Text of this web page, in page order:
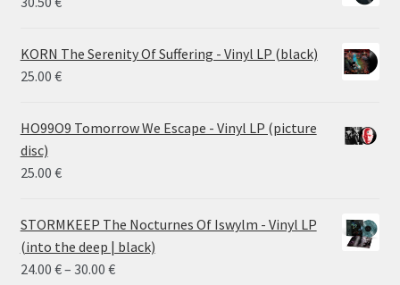
KORN The Serenity Of Suffering - Vinyl LP (black)
25.00 €
HO99O9 Tomorrow We Escape - Vinyl LP (picture
disc)
25.00 €
STORMKEEP The Nocturnes Of Iswylm - Vinyl LP
(into the deep | black)
24.00 €– 30.00 €Price